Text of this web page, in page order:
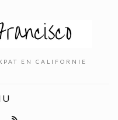
EN CALIFORNIE